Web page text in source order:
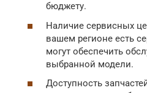
бюджету.
Наличие сервисных
вашем регионе есть
могут обеспечить
выбранной модели.
Доступность